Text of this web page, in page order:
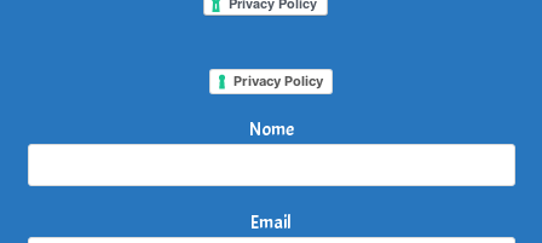
Privacy Policy
Nome
Email